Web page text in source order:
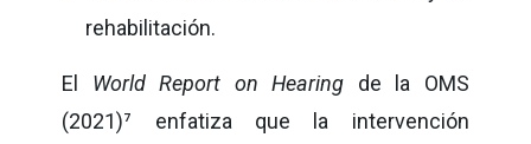
rehabilitación.
El World Report on Hearing de la OMS
(2021)⁷
enfatiza que la intervención